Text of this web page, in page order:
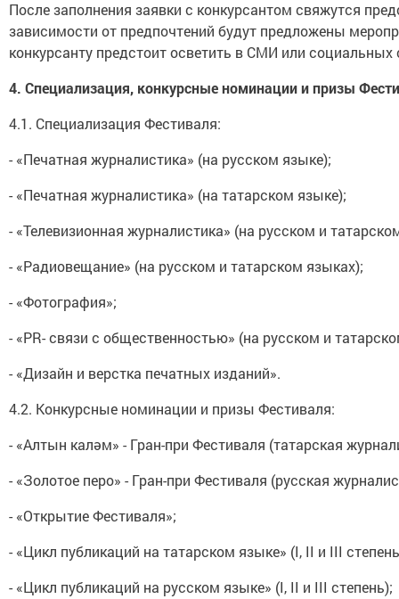
После заполнения заявки с конкурсантом свяжутся
зависимости от предпочтений будут предложены
конкурсанту предстоит осветить в СМИ или социальных
4. Специализация, конкурсные номинации и призы
4.1. Специализация Фестиваля:
- «Печатная журналистика» (на русском языке);
- «Печатная журналистика» (на татарском языке);
- «Телевизионная журналистика» (на русском и
- «Радиовещание» (на русском и татарском языках);
- «Фотография»;
- «PR- связи с общественностью» (на русском и
- «Дизайн и верстка печатных изданий».
4.2. Конкурсные номинации и призы Фестиваля:
- «Алтын каләм» - Гран-при Фестиваля (татарская
- «Золотое перо» - Гран-при Фестиваля (русская
- «Открытие Фестиваля»;
- «Цикл публикаций на татарском языке» (I, II и III
- «Цикл публикаций на русском языке» (I, II и III степень);